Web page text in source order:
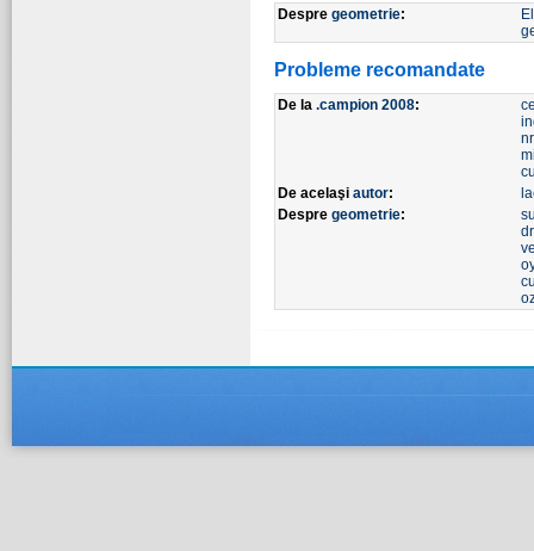
Despre geometrie:
Probleme recomandate
De la .campion 2008:
De acelaşi autor:
Despre geometrie: